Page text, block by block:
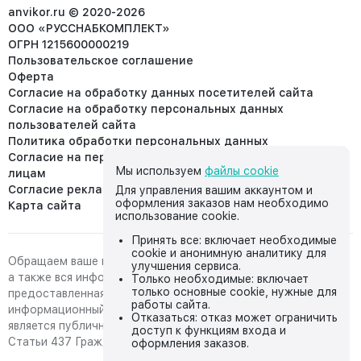
anvikor.ru © 2020-2026
ООО «РУССНАБКОМПЛЕКТ»
ОГРН 1215600000219
Пользовательское соглашение
Оферта
Согласие на обработку данных посетителей сайта
Согласие на обработку персональных данных
пользователей сайта
Политика обработки персональных данных
Согласие на передачу персональных данных третьим
лицам
Согласие реклама
Карта сайта
Обращаем ваше внимание на то, что данный интернет-сайт,
а также вся информация о товарах и ценах,
предоставленная на нём, носит исключительно
информационный характер и ни при каких условиях не
является публичной офертой, определяемой положениями
Статьи 437 Гражданского кодекса Российской Федерации.
Мы используем файлы cookie
Для управления вашим аккаунтом и
оформления заказов нам необходимо
использование cookie.
Принять все: включает необходимые
cookie и анонимную аналитику для
улучшения сервиса.
Только необходимые: включает
только основные cookie, нужные для
работы сайта.
Отказаться: отказ может ограничить
доступ к функциям входа и
оформления заказов.